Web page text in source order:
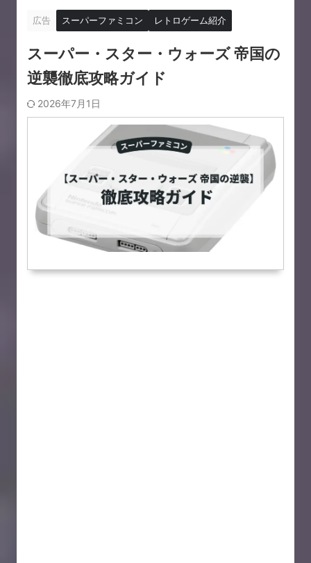
広告 スーパーファミコン レトロゲーム紹介
スーパー・スター・ウォーズ 帝国の
逆襲徹底攻略ガイド
2026年7月1日